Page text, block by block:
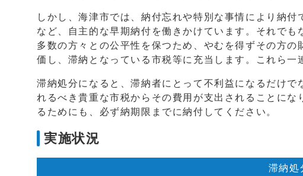
しかし、海津市では、納付忘れや特別な事情により納
など、自主的な早期納付を働きかけています。それで
多数の方々との公平性を保つため、やむを得ずその方
価し、滞納となっている市税等に充当します。これら一
滞納処分になると、滞納者にとって不利益になるだけ
れるべき貴重な市税からその費用が支出されることに
るためにも、必ず納期限までに納付してください。
実施状況
滞納処